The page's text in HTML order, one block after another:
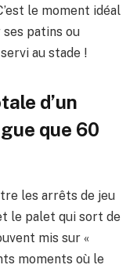
le moment idéal
patins ou
au stade !
d’un
que 60
les arrêts de jeu
le palet qui sort de
mis sur «
moments où le